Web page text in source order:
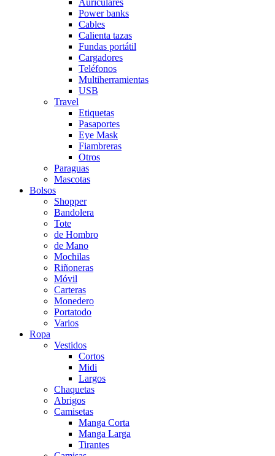
Power banks
Cables
Calienta tazas
Fundas portátil
Cargadores
Teléfonos
Multiherramientas
USB
Travel
Etiquetas
Pasaportes
Eye Mask
Fiambreras
Otros
Paraguas
Mascotas
Bolsos
Shopper
Bandolera
Tote
de Hombro
de Mano
Mochilas
Riñoneras
Móvil
Carteras
Monedero
Portatodo
Varios
Ropa
Vestidos
Cortos
Midi
Largos
Chaquetas
Abrigos
Camisetas
Manga Corta
Manga Larga
Tirantes